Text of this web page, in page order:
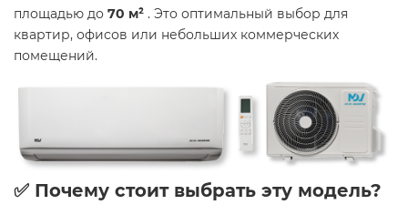
площадью до 70 м² . Это оптимальный выбор для
квартир, офисов или небольших коммерческих
помещений.
✅ Почему стоит выбрать эту модель?